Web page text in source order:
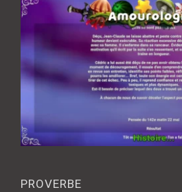
PROVERBE